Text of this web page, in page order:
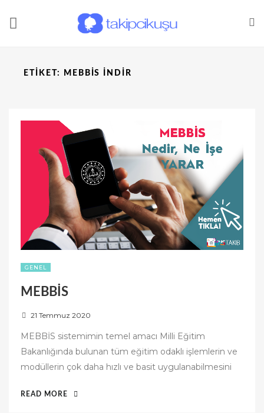
ETIKET: MEBBIS INDIR
GENEL
MEBBİS
t
e
21 Temmuz 2020
MEBBİS sistemimin temel amacı Milli Eğitim
Bakanlığında bulunan tüm eğitim odaklı işlemlerin ve
modüllerin çok daha hızlı ve basit uygulanabilmesini
READ MORE